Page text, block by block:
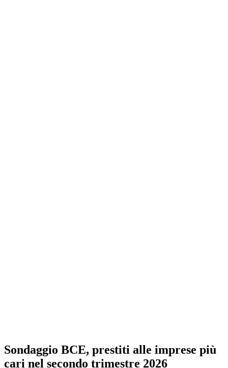
Sondaggio BCE, prestiti alle imprese più
cari nel secondo trimestre 2026